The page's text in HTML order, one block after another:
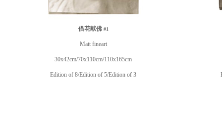
借花献佛 #1
Matt fineart
30x42cm/70x110cm/110x165cm
Edition of 8/Edition of 5/Edition of 3